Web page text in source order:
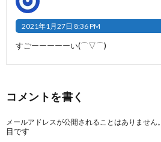
2021年1月27日 8:36 PM
すごーーーーーい(⌒▽⌒)
コメントを書く
メールアドレスが公開されることはありません。
目です